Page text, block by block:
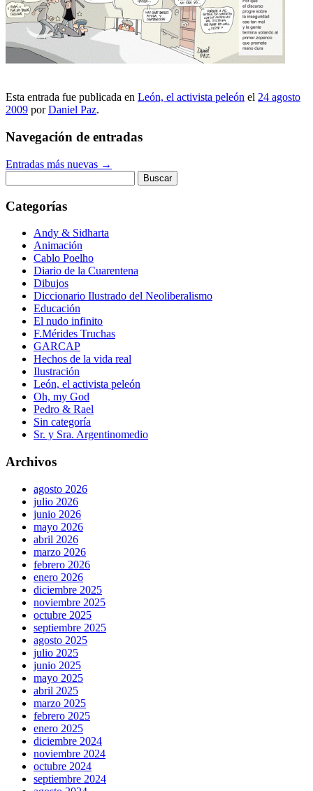
Esta entrada fue publicada en León, el activista peleón el 24 agosto
2009 porDaniel Paz.
Navegación de entradas
Entradas más nuevas →
Categorías
Andy & Sidharta
Animación
Cablo Poelho
Diario de la Cuarentena
Dibujos
Diccionario Ilustrado del Neoliberalismo
Educación
El nudo infinito
F.Mérides Truchas
GARCAP
Hechos de la vida real
Ilustración
León, el activista peleón
Oh, my God
Pedro & Rael
Sin categoría
Sr. y Sra. Argentinomedio
Archivos
agosto 2026
julio 2026
junio 2026
mayo 2026
abril 2026
marzo 2026
febrero 2026
enero 2026
diciembre 2025
noviembre 2025
octubre 2025
septiembre 2025
agosto 2025
julio 2025
junio 2025
mayo 2025
abril 2025
marzo 2025
febrero 2025
enero 2025
diciembre 2024
noviembre 2024
octubre 2024
septiembre 2024